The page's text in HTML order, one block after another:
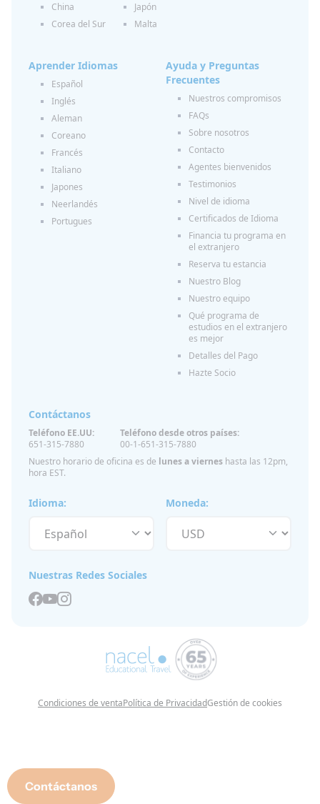
China
Corea del Sur
Japón
Malta
Aprender Idiomas
Español
Inglés
Aleman
Coreano
Francés
Italiano
Japones
Neerlandés
Portugues
Ayuda y Preguntas
Frecuentes
Nuestros compromisos
FAQs
Sobre nosotros
Contacto
Agentes bienvenidos
Testimonios
Nivel de idioma
Certificados de Idioma
Financia tu programa en
el extranjero
Reserva tu estancia
Nuestro Blog
Nuestro equipo
Qué programa de
estudios en el extranjero
es mejor
Detalles del Pago
Hazte Socio
Idioma: Moneda:
Contáctanos
Teléfono EE.UU:
651-315-7880
Teléfono desde otros países:
00-1-651-315-7880
Nuestro horario de oficina es de lunes a viernes hasta las 12pm,
hora EST.
Nuestras Redes Sociales
Condiciones de ventaPolítica de PrivacidadGestión de cookies
Contáctanos